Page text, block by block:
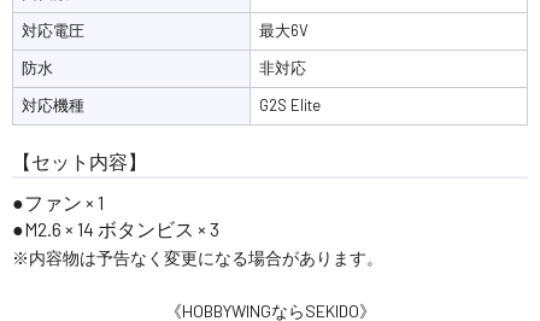
対応電圧
最大6V
防水
非対応
対応機種
G2S Elite
【セット内容】
ファン × 1
M2.6 × 14 ボタンビス × 3
※内容物は予告なく変更になる場合があります。
《HOBBYWINGならSEKIDO》